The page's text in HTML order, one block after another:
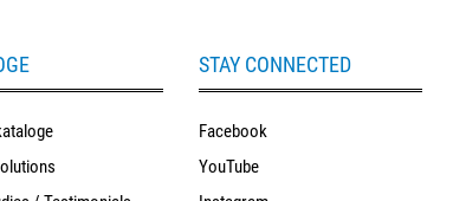
STAY CONNECTED
Facebook
YouTube